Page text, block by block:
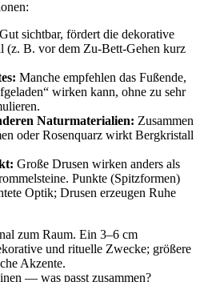
Gut sichtbar, fördert die dekorative
(z. B. vor dem Zu-Bett-Gehen kurz
Manche empfehlen das Fußende,
wirken kann, ohne zu sehr
Naturmaterialien: Zusammen
oder Rosenquarz wirkt Bergkristall
Große Drusen wirken anders als
Punkte (Spitzformen)
Optik; Drusen erzeugen Ruhe
zum Raum. Ein 3–6 cm
und rituelle Zwecke; größere
Akzente.
— was passt zusammen?